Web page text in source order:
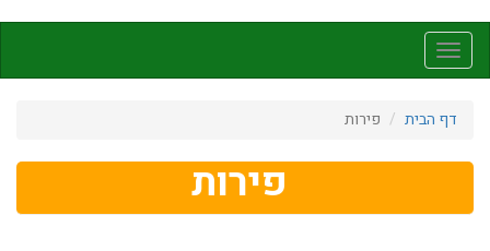
לתוכן
העיקריToggle
navigation
דף הבית
פירות
פירות